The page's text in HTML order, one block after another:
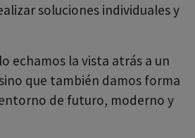
soluciones individuales y
echamos la vista atrás a un
que también damos forma
de futuro, moderno y